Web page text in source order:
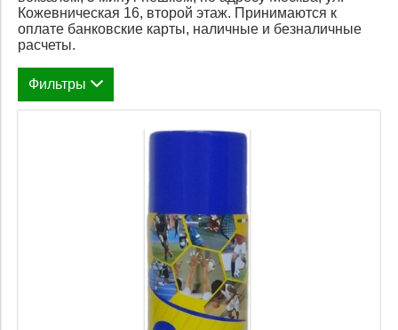
Кожевническая 16, второй этаж. Принимаются к
оплате банковские карты, наличные и безналичные
расчеты.
Фильтры
1350